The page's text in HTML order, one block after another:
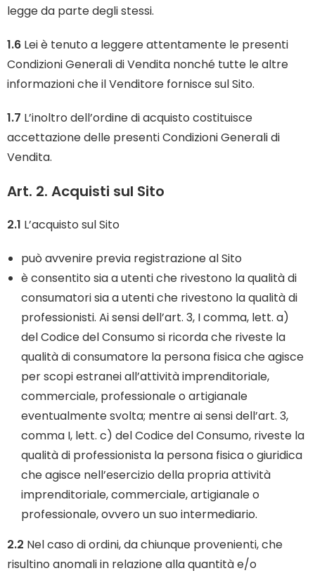
legge da parte degli stessi.
1.6 Lei è tenuto a leggere attentamente le presenti
Condizioni Generali di Vendita nonché tutte le altre
informazioni che il Venditore fornisce sul Sito.
1.7 L’inoltro dell’ordine di acquisto costituisce
accettazione delle presenti Condizioni Generali di
Vendita.
Art. 2. Acquisti sul Sito
2.1 L’acquisto sul Sito
può avvenire previa registrazione al Sito
è consentito sia a utenti che rivestono la qualità di
consumatori sia a utenti che rivestono la qualità di
professionisti. Ai sensi dell’art. 3, I comma, lett. a)
del Codice del Consumo si ricorda che riveste la
qualità di consumatore la persona fisica che agisce
per scopi estranei all’attività imprenditoriale,
commerciale, professionale o artigianale
eventualmente svolta; mentre ai sensi dell’art. 3,
comma I, lett. c) del Codice del Consumo, riveste la
qualità di professionista la persona fisica o giuridica
che agisce nell’esercizio della propria attività
imprenditoriale, commerciale, artigianale o
professionale, ovvero un suo intermediario.
2.2 Nel caso di ordini, da chiunque provenienti, che
risultino anomali in relazione alla quantità e/o